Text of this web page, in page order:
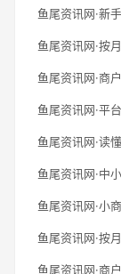
鱼尾资讯网·新
鱼尾资讯网·按
鱼尾资讯网·商
鱼尾资讯网·平
鱼尾资讯网·读
鱼尾资讯网·中
鱼尾资讯网·小
鱼尾资讯网·按
鱼尾资讯网·商